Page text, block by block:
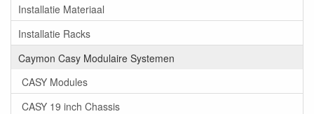
Installatie Materiaal
Installatie Racks
Caymon Casy Modulaire Systemen
CASY Modules
CASY 19 inch Chassis